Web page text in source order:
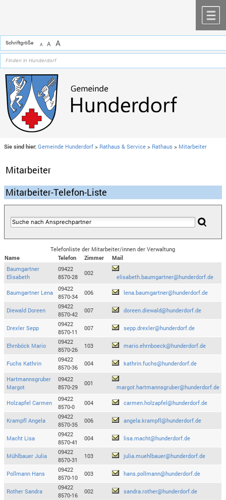
Schriftgröße A A A
Sie sind hier: Gemeinde Hunderdorf > Rathaus & Service > Rathaus > Mitarbeiter
Mitarbeiter
Mitarbeiter-Telefon-Liste
Telefonliste der Mitarbeiter/innen der Verwaltung
Name
Telefon Zimmer
Mail
Baumgartner
Elisabeth
09422
8570-28
002
elisabeth.baumgartner@hunderdorf.de
Baumgartner Lena
09422
8570-34
006 lena.baumgartner@hunderdorf.de
Diewald Doreen
09422
8570-42
007 doreen.diewald@hunderdorf.de
Drexler Sepp
09422
8570-11
007 sepp.drexler@hunderdorf.de
Ehrnböck Mario
09422
8570-26
103 mario.ehrnboeck@hunderdorf.de
Fuchs Kathrin
09422
8570-36
004 kathrin.fuchs@hunderdorf.de
Hartmannsgruber
Margot
09422
8570-29
001
margot.hartmannsgruber@hunderdorf.de
Holzapfel Carmen
09422
8570-0
004 carmen.holzapfel@hunderdorf.de
Krampfl Angela
09422
8570-35
006 angela.krampfl@hunderdorf.de
Macht Lisa
09422
8570-41
004 lisa.macht@hunderdorf.de
Mühlbauer Julia
09422
8570-31
103 julia.muehlbauer@hunderdorf.de
Pollmann Hans
09422
8570-10
003 hans.pollmann@hunderdorf.de
Rother Sandra
09422
8570-16
002 sandra.rother@hunderdorf.de